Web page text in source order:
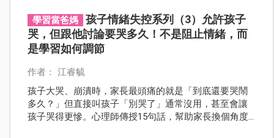
學習當爸媽
孩子情緒失控系列（3）允許孩子
哭，但跟他討論要哭多久！不是阻止情緒，而
是學習如何調節
作者： 江睿毓
孩子大哭、崩潰時，家長最頭痛的就是「到底還要哭鬧
多久？」但直接叫孩子「別哭了」通常沒用，甚至會讓
孩子哭得更慘。心理師傳授15句話，幫助家長換個角度